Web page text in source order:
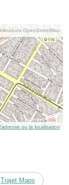
OpenStreetMap
ou la localisation
Trajet Maps